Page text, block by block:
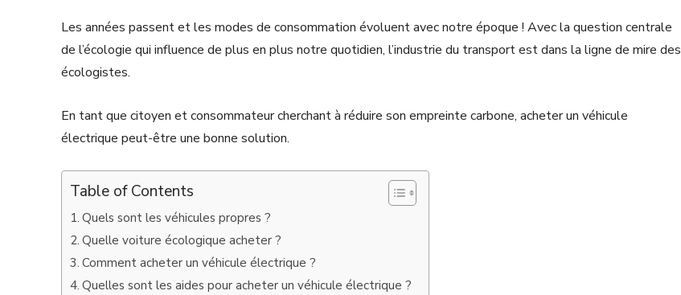
Les années passent et les modes de consommation évoluent avec notre époque ! Avec la question centrale
de l’écologie qui influence de plus en plus notre quotidien, l’industrie du transport est dans la ligne de mire des
écologistes.
En tant que citoyen et consommateur cherchant à réduire son empreinte carbone, acheter un véhicule
électrique peut-être une bonne solution.
Table of Contents
Quels sont les véhicules propres ?
Quelle voiture écologique acheter ?
Comment acheter un véhicule électrique ?
Quelles sont les aides pour acheter un véhicule électrique ?